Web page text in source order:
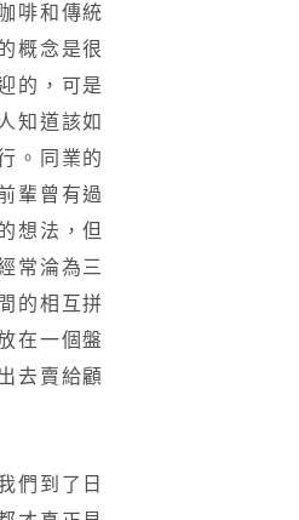
啡和傳統
概念是很
的，可是
知道該如
。同業的
輩曾有過
想法，但
常淪為三
的相互拼
在一個盤
去賣給顧
們到了日